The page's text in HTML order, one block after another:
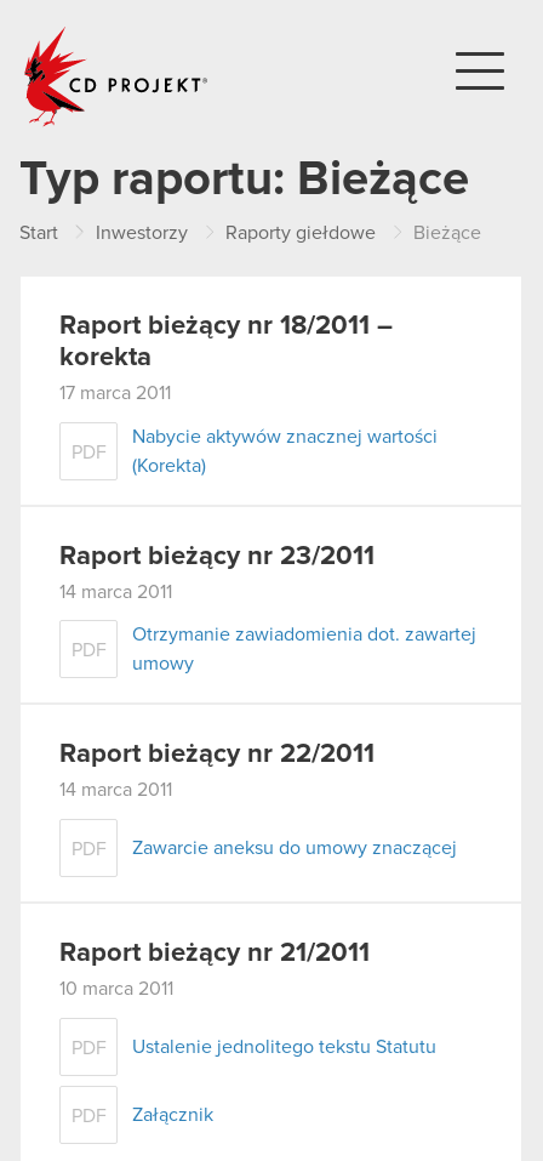
Typ raportu: Bieżące
Start Inwestorzy Raporty giełdowe Bieżące
Raport bieżący nr 18/2011 –
korekta
17 marca 2011
PDF
Nabycie aktywów znacznej wartości
(Korekta)
Raport bieżący nr 23/2011
14 marca 2011
PDF
Otrzymanie zawiadomienia dot. zawartej
umowy
Raport bieżący nr 22/2011
14 marca 2011
PDF Zawarcie aneksu do umowy znaczącej
Raport bieżący nr 21/2011
10 marca 2011
PDF Ustalenie jednolitego tekstu Statutu
PDF Załącznik